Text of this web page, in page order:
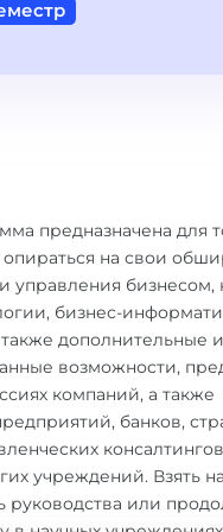
предназначена для
опираться на свои
управления бизнесом,
бизнес-
дополнительные и
возможности,
компаний, а также
банков,
учреждений. Взять
руководства или